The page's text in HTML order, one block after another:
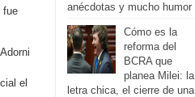
fue
el
anécdotas y mucho humor
Cómo es la
reforma del
BCRA que
planea Milei: la
letra chica, el cierre de una